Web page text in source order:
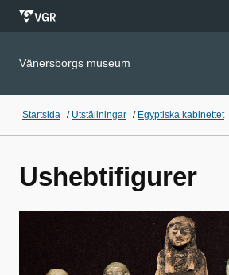
Vänersborgs museum
Startsida / Utställningar / Egyptiska kabinettet
Ushebtifigurer